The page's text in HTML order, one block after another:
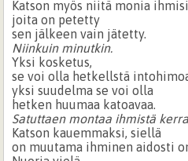
Katson myös niitä monia
joita on petetty
sen jälkeen vain jätetty.
Niinkuin minutkin.
Yksi kosketus,
se voi olla hetkellstä
yksi suudelma se voi olla
hetken huumaa katoavaa.
Satuttaen montaa ihmistä
Katson kauemmaksi, siellä
on muutama ihminen aidosti